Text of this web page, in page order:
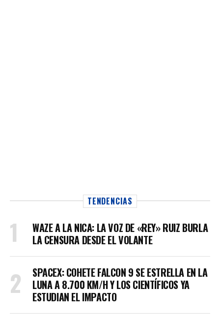
TENDENCIAS
WAZE A LA NICA: LA VOZ DE «REY» RUIZ BURLA
LA CENSURA DESDE EL VOLANTE
SPACEX: COHETE FALCON 9 SE ESTRELLA EN LA
LUNA A 8.700 KM/H Y LOS CIENTÍFICOS YA
ESTUDIAN EL IMPACTO